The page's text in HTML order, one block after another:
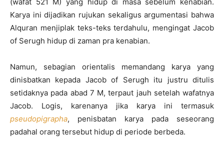
Karya ini dijadikan rujukan sekaligus argumentasi bahwa
Alquran menjiplak teks-teks terdahulu, mengingat Jacob
of Serugh hidup di zaman pra kenabian.
Namun, sebagian orientalis memandang karya yang
dinisbatkan kepada Jacob of Serugh itu justru ditulis
setidaknya pada abad 7 M, terpaut jauh setelah wafatnya
Jacob. Logis, karenanya jika karya ini termasuk
pseudopigrapha, penisbatan karya pada seseorang
padahal orang tersebut hidup di periode berbeda.